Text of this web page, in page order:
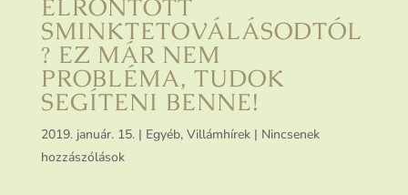
ELRONTOTT
SMINKTETOVÁLÁSODTÓL
? EZ MÁR NEM
PROBLÉMA, TUDOK
SEGÍTENI BENNE!
2019. január. 15.| Egyéb, Villámhírek| Nincsenek
hozzászólások